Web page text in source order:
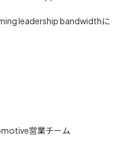
leadership bandwidthに
営業チーム